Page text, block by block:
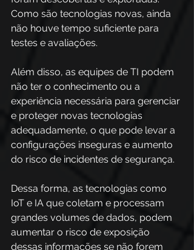
Como são tecnologias novas, ainda
não houve tempo suficiente para
testes e avaliações.
Além disso, as equipes de TI podem
não ter o conhecimento ou a
experiência necessária para gerenciar
e proteger novas tecnologias
adequadamente, o que pode levar a
configurações inseguras e aumento
do risco de incidentes de segurança.
Dessa forma, as tecnologias como
IoT e IA que coletam e processam
grandes volumes de dados, podem
aumentar o risco de exposição
dessas informações se não forem